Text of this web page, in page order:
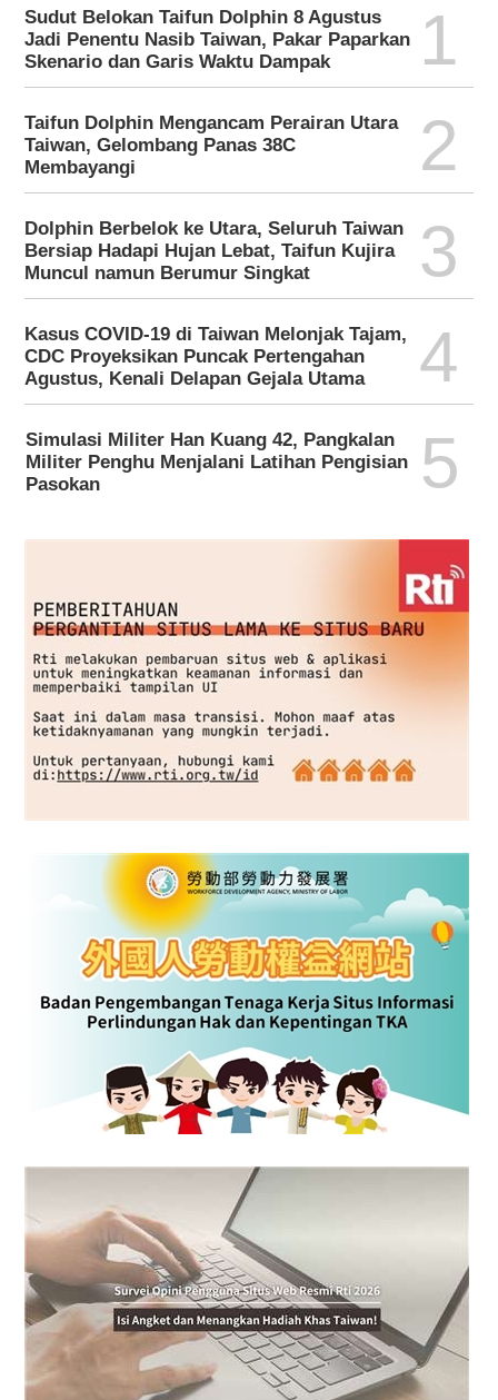
Sudut Belokan Taifun Dolphin 8 Agustus
Jadi Penentu Nasib Taiwan, Pakar Paparkan
Skenario dan Garis Waktu Dampak
1
Taifun Dolphin Mengancam Perairan Utara
Taiwan, Gelombang Panas 38C
Membayangi
2
Dolphin Berbelok ke Utara, Seluruh Taiwan
Bersiap Hadapi Hujan Lebat, Taifun Kujira
Muncul namun Berumur Singkat
3
Kasus COVID-19 di Taiwan Melonjak Tajam,
CDC Proyeksikan Puncak Pertengahan
Agustus, Kenali Delapan Gejala Utama
4
Simulasi Militer Han Kuang 42, Pangkalan
Militer Penghu Menjalani Latihan Pengisian
Pasokan
5